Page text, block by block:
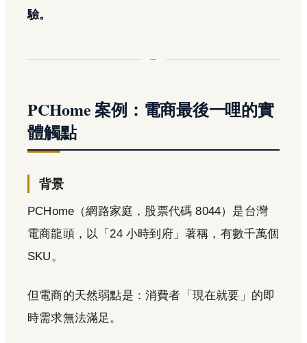
驗。
PCHome 案例：電商最後一哩的實
體觸點
背景
PCHome（網路家庭，股票代碼 8044）是台灣
電商龍頭，以「24 小時到府」著稱，有數千萬個
SKU。
但電商的天然弱點是：消費者「現在就要」的即
時需求無法滿足。